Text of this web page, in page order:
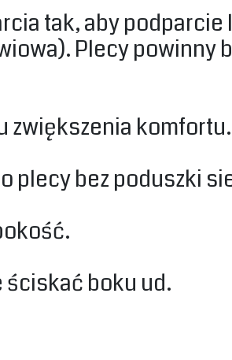
tak, aby podparcie
Plecy powinny
zwiększenia komfortu.‎
plecy bez poduszki
ściskać boku ud.‎